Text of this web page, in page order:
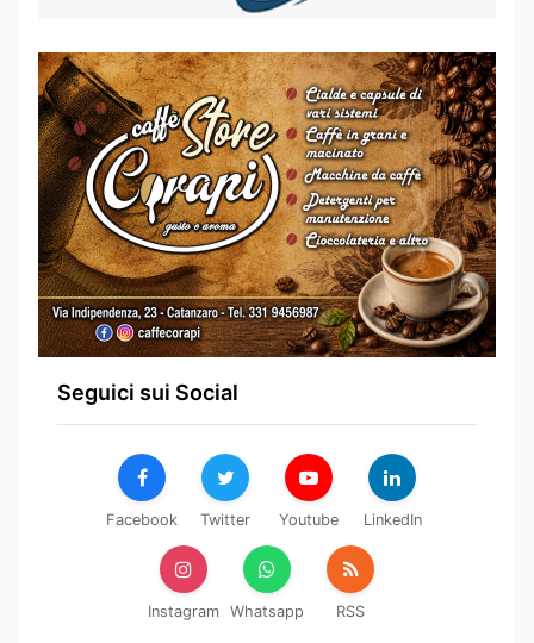
Seguici sui Social
Facebook Twitter Youtube LinkedIn
Instagram Whatsapp RSS